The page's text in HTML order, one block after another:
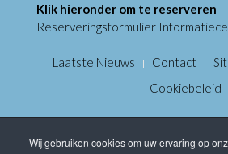
Klik hieronder om te reserveren
Reserveringsformulier
Laatste Nieuws Contact
Cookiebeleid
Wij gebruiken cookies om uw ervaring op